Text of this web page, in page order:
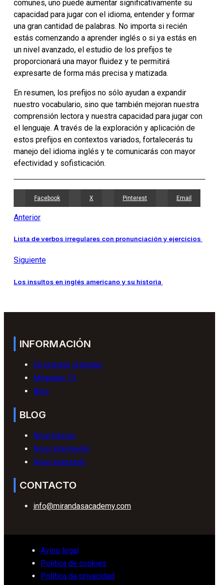
comunes, uno puede aumentar significativamente su
capacidad para jugar con el idioma, entender y formar
una gran cantidad de palabras. No importa si recién
estás comenzando a aprender inglés o si ya estás en
un nivel avanzado, el estudio de los prefijos te
proporcionará una mayor fluidez y te permitirá
expresarte de forma más precisa y matizada.
En resumen, los prefijos no sólo ayudan a expandir
nuestro vocabulario, sino que también mejoran nuestra
comprensión lectora y nuestra capacidad para jugar con
el lenguaje. A través de la exploración y aplicación de
estos prefijos en contextos variados, fortalecerás tu
manejo del idioma inglés y te comunicarás con mayor
efectividad y sofisticación.
Facebook X Pinterest Email
Anterior
Lista de verbos irregulares con pronunciación y ejercicios
Siguiente
Los insultos en inglés americano y su historia
INFORMACIÓN
Descargas gratuitas
Mirandas TV
Blog
BLOG
Nivel básico
Nivel intermedio
Nivel avanzado
CONTACTO
info@mirandasacademy.com
Aviso legal
Política de cookies
Política de privacidad